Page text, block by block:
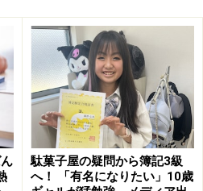
です。その時は凹むけれど、
気持ちを切り替えてまた頑張る
ち方です。でも、親や周りの
ったり、「結果が全て」とい
駄菓子屋の疑問から簿記3級
へ！ 「有名になりたい」10歳